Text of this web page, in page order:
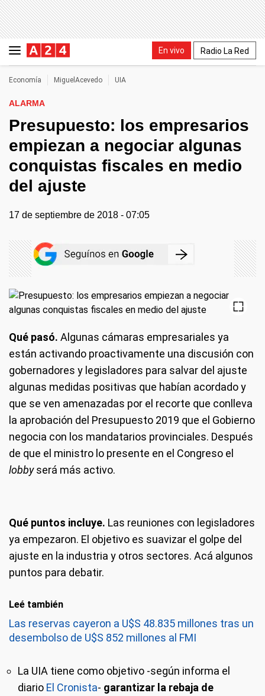
En vivo Radio La Red
Economía MiguelAcevedo UIA
ALARMA
Presupuesto: los empresarios
empiezan a negociar algunas
conquistas fiscales en medio
del ajuste
17 de septiembre de 2018 - 07:05
Qué pasó. Algunas cámaras empresariales ya
están activando proactivamente una discusión con
gobernadores y legisladores para salvar del ajuste
algunas medidas positivas que habían acordado y
que se ven amenazadas por el recorte que conlleva
la aprobación del Presupuesto 2019 que el Gobierno
negocia con los mandatarios provinciales. Después
de que el ministro lo presente en el Congreso el
lobbyserá más activo.
Qué puntos incluye. Las reuniones con legisladores
ya empezaron. El objetivo es suavizar el golpe del
ajuste en la industria y otros sectores. Acá algunos
puntos para debatir.
Leé también
Las reservas cayeron a U$S 48.835 millones tras un
desembolso de U$S 852 millones al FMI
La UIA tiene como objetivo -según informa el
diario El Cronista- garantizar la rebaja de